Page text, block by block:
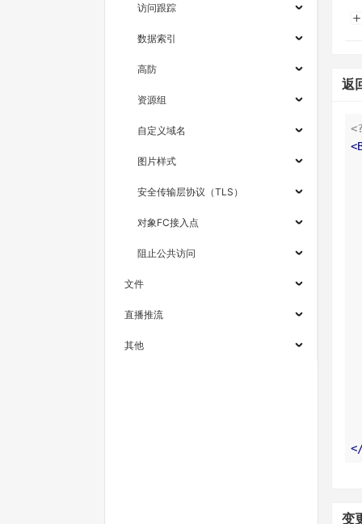
访问跟踪
数据索引
高防
资源组
自定义域名
图片样式
安全传输层协议（TLS）
对象FC接入点
阻止公共访问
文件
直播推流
其他
返
<
变